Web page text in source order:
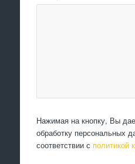
Нажимая на кнопку, Вы
обработку персональных
соответствии с политикой